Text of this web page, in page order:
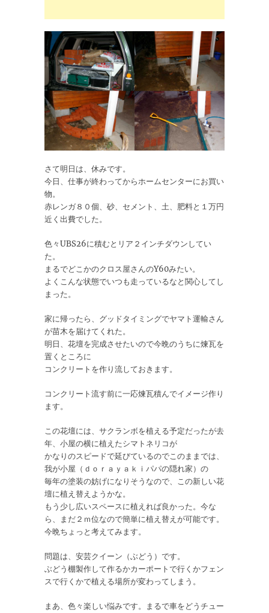
さて明日は、休みです。
今日、仕事が終わってからホームセンターにお買い
物。
赤レンガ８０個、砂、セメント、土、肥料と１万円
近く出費でした。
色々UBS26に積むとリア２インチダウンしてい
た。
まるでどこかのクロス屋さんのY60みたい。
よくこんな状態でいつも走っているなと関心してし
まった。
家に帰ったら、グッドタイミングでヤマト運輸さん
が苗木を届けてくれた。
明日、花壇を完成させたいので今晩のうちに煉瓦を
置くところに
コンクリートを作り流しておきます。
コンクリート流す前に一応煉瓦積んでイメージ作り
ます。
この花壇には、サクランボを植える予定だったが去
年、小屋の横に植えたシマトネリコが
かなりのスピードで延びているのでこのままでは、
我が小屋（ｄｏｒａｙａｋｉパパの隠れ家）の
毎年の塗装の妨げになりそうなので、この新しい花
壇に植え替えようかな。
もう少し広いスペースに植えれば良かった。今な
ら、まだ２ｍ位なので簡単に植え替えが可能です。
今晩ちょっと考えてみます。
問題は、安芸クイーン（ぶどう）です。
ぶどう棚製作して作るかカーポートで行くかフェン
スで行くかで植える場所が変わってしまう。
まあ、色々楽しい悩みです。まるで車をどうチュー